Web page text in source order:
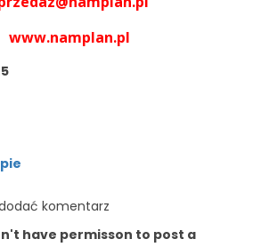
www.namplan.pl
komentarz
have permisson to post a